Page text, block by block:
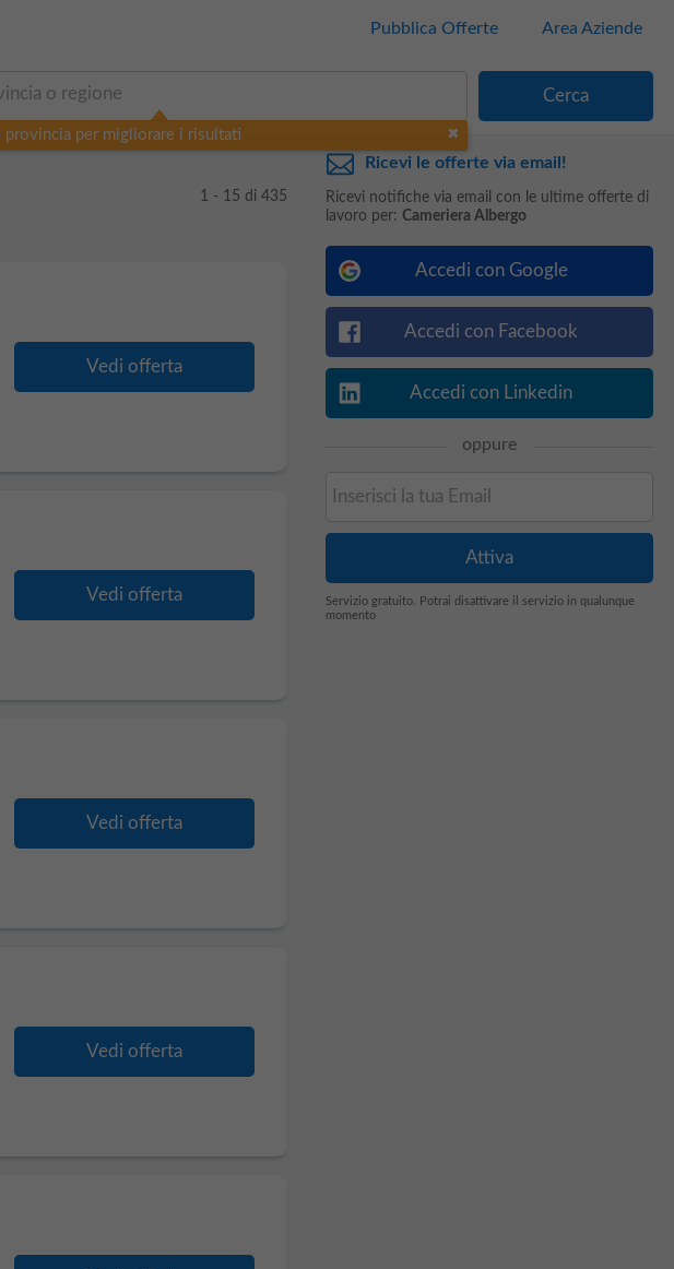
Pubblica Offerte Area Aziende
provincia per migliorare i risultati
1 - 15 di 435
Vedi offerta
Vedi offerta
Vedi offerta
Vedi offerta
Ricevi le offerte via email!
Ricevi notifiche via email con le ultime offerte di
lavoro per: Cameriera Albergo
Accedi con Google
Accedi con Facebook
Accedi con Linkedin
oppure
Servizio gratuito. Potrai disattivare il servizio in qualunque
momento